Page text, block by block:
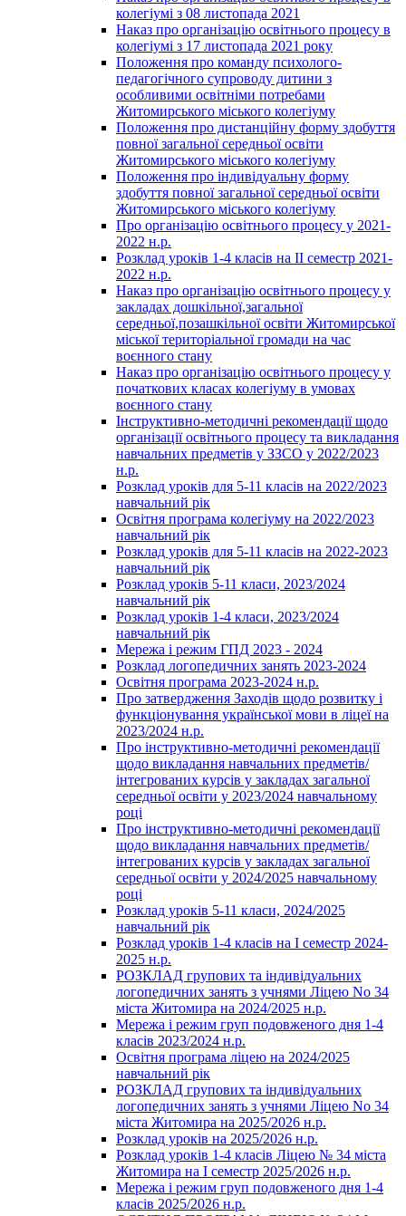
колегіумі з 08 листопада 2021
Наказ про організацію освітнього процесу в
колегіумі з 17 листопада 2021 року
Положення про команду психолого-
педагогічного супроводу дитини з
особливими освітніми потребами
Житомирського міського колегіуму
Положення про дистанційну форму здобуття
повної загальної середньої освіти
Житомирського міського колегіуму
Положення про індивідуальну форму
здобуття повної загальної середньої освіти
Житомирського міського колегіуму
Про організацію освітнього процесу у 2021-
2022 н.р.
Розклад уроків 1-4 класів на ІІ семестр 2021-
2022 н.р.
Наказ про організацію освітнього процесу у
закладах дошкільної,загальної
середньої,позашкільної освіти Житомирської
міської територіальної громади на час
воєнного стану
Наказ про організацію освітнього процесу у
початкових класах колегіуму в умовах
воєнного стану
Інструктивно-методичні рекомендації щодо
організації освітнього процесу та викладання
навчальних предметів у ЗЗСО у 2022/2023
н.р.
Розклад уроків для 5-11 класів на 2022/2023
навчальний рік
Освітня програма колегіуму на 2022/2023
навчальний рік
Розклад уроків для 5-11 класів на 2022-2023
навчальний рік
Розклад уроків 5-11 класи, 2023/2024
навчальний рік
Розклад уроків 1-4 класи, 2023/2024
навчальний рік
Мережа і режим ГПД 2023 - 2024
Розклад логопедичних занять 2023-2024
Освітня програма 2023-2024 н.р.
Про затвердження Заходів щодо розвитку і
функціонування української мови в ліцеї на
2023/2024 н.р.
Про інструктивно-методичні рекомендації
щодо викладання навчальних предметів/
інтегрованих курсів у закладах загальної
середньої освіти у 2023/2024 навчальному
році
Про інструктивно-методичні рекомендації
щодо викладання навчальних предметів/
інтегрованих курсів у закладах загальної
середньої освіти у 2024/2025 навчальному
році
Розклад уроків 5-11 класи, 2024/2025
навчальний рік
Розклад уроків 1-4 класів на І семестр 2024-
2025 н.р.
РОЗКЛАД групових та індивідуальних
логопедичних занять з учнями Ліцею No 34
міста Житомира на 2024/2025 н.р.
Мережа і режим груп подовженого дня 1-4
класів 2023/2024 н.р.
Освітня програма ліцею на 2024/2025
навчальний рік
РОЗКЛАД групових та індивідуальних
логопедичних занять з учнями Ліцею No 34
міста Житомира на 2025/2026 н.р.
Розклад уроків на 2025/2026 н.р.
Розклад уроків 1-4 класів Ліцею № 34 міста
Житомира на І семестр 2025/2026 н.р.
Мережа і режим груп подовженого дня 1-4
класів 2025/2026 н.р.